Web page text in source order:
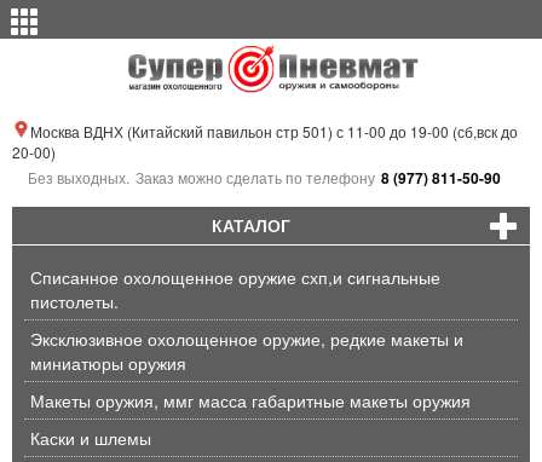
Москва ВДНХ (Китайский павильон стр 501) с 11-00 до 19-00 (сб,вск до
20-00)
Без выходных. Заказ можно сделать по телефону 8 (977) 811-50-90
КАТАЛОГ
Списанное охолощенное оружие схп,и сигнальные
пистолеты.
Эксклюзивное охолощенное оружие, редкие макеты и
миниатюры оружия
Макеты оружия, ммг масса габаритные макеты оружия
Каски и шлемы